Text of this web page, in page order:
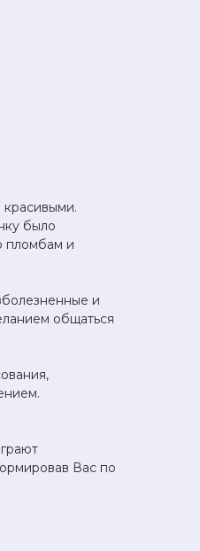
красивыми.
было
пломбам и
и
общаться
Вас по